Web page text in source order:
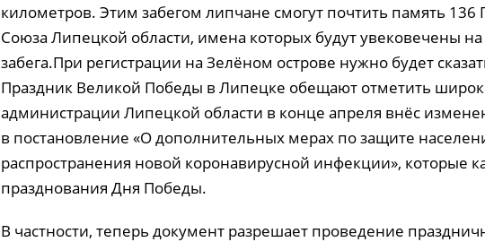
километров. Этим забегом липчане смогут почтить память 136
Союза Липецкой области, имена которых будут увековечены
забега.При регистрации на Зелёном острове нужно будет
Праздник Великой Победы в Липецке обещают отметить
администрации Липецкой области в конце апреля внёс
в постановление «О дополнительных мерах по защите
распространения новой коронавирусной инфекции», которые
празднования Дня Победы.
В частности, теперь документ разрешает проведение